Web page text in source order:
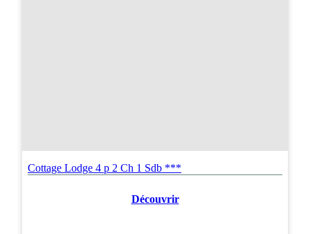
Cottage Lodge 4 p 2 Ch 1 Sdb ***
Découvrir